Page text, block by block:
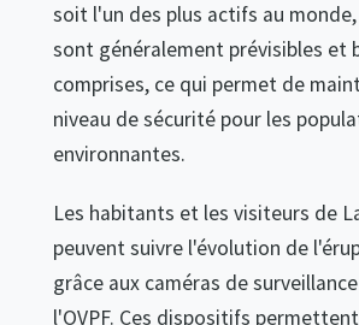
soit l'un des plus actifs au
sont généralement prévisibles et
comprises, ce qui permet de
niveau de sécurité pour les
environnantes.
Les habitants et les visiteurs de
peuvent suivre l'évolution de
grâce aux caméras de
l'OVPF. Ces dispositifs